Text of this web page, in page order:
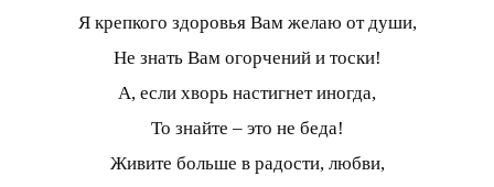
Я крепкого здоровья Вам желаю от души,
Не знать Вам огорчений и тоски!
А, если хворь настигнет иногда,
То знайте – это не беда!
Живите больше в радости, любви,